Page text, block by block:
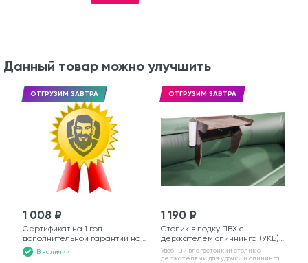
Данный товар можно улучшить
ОТГРУЗИМ ЗАВТРА
1 008 ₽
Сертификат на 1 год
дополнительной гарантии на
моторную лодку
В наличии
ОТГРУЗИМ ЗАВТРА
1 190 ₽
Столик в лодку ПВХ с
держателем спиннинга (УКБ)
№6
Удобный влагостойкий столик с
держателями для удочки и спининга